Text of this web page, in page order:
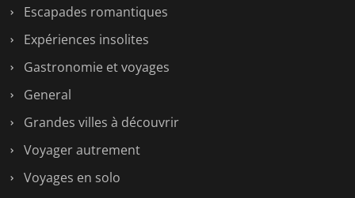
Escapades romantiques
Expériences insolites
Gastronomie et voyages
General
Grandes villes à découvrir
Voyager autrement
Voyages en solo